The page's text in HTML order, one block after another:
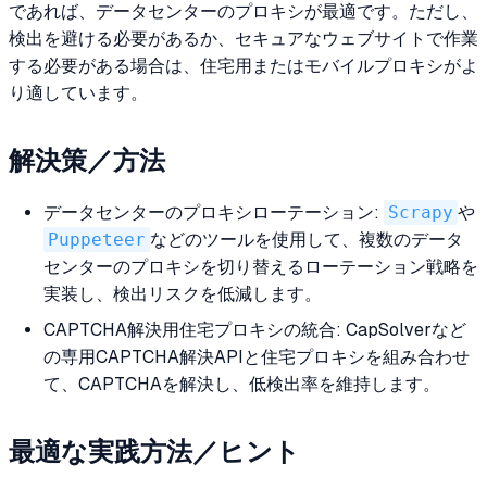
であれば、データセンターのプロキシが最適です。ただし、
検出を避ける必要があるか、セキュアなウェブサイトで作業
する必要がある場合は、住宅用またはモバイルプロキシがよ
り適しています。
解決策／方法
データセンターのプロキシローテーション: Scrapy や
Puppeteer などのツールを使用して、複数のデータ
センターのプロキシを切り替えるローテーション戦略を
実装し、検出リスクを低減します。
CAPTCHA解決用住宅プロキシの統合: CapSolverなど
の専用CAPTCHA解決APIと住宅プロキシを組み合わせ
て、CAPTCHAを解決し、低検出率を維持します。
最適な実践方法／ヒント